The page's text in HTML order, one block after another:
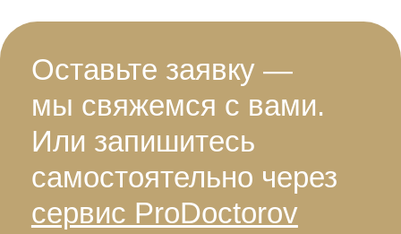
Оставьте заявку —
мы свяжемся с вами.
Или запишитесь
самостоятельно через
сервис ProDoctorov